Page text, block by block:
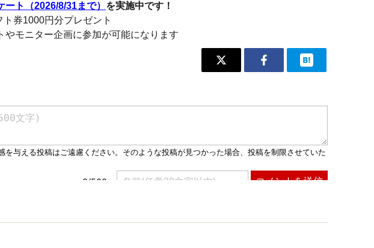
ート（2026/8/31まで） を実施中です！
券1000円分プレゼント
モニター企画に参加が可能になります